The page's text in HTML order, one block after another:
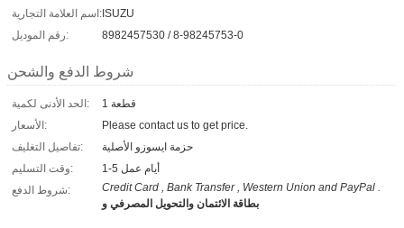
اسم العلامة التجارية:ISUZU
رقم الموديل:
8982457530 / 8-98245753-0
شروط الدفع والشحن
الحد الأدنى لكمية:
1 قطعة
الأسعار:
Please contact us to get price.
تفاصيل التغليف:
حزمة ايسوزو الأصلية
وقت التسليم:
1-5 أيام عمل
شروط الدفع:
Credit Card , Bank Transfer , Western Union and PayPal .
بطاقة الائتمان والتحويل المصرفي و